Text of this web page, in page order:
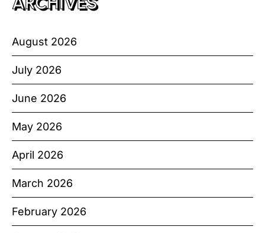
August 2026
July 2026
June 2026
May 2026
April 2026
March 2026
February 2026